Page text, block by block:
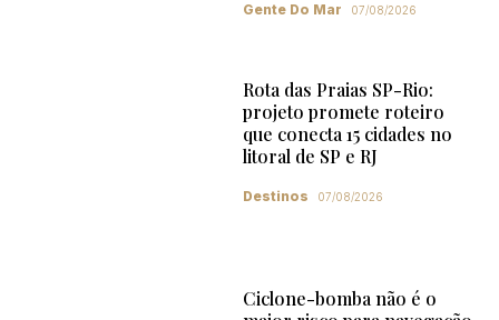
Gente Do Mar 07/08/2026
Rota das Praias SP-Rio:
projeto promete roteiro
que conecta 15 cidades no
litoral de SP e RJ
Destinos 07/08/2026
Ciclone-bomba não é o